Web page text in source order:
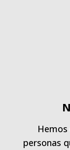
personas